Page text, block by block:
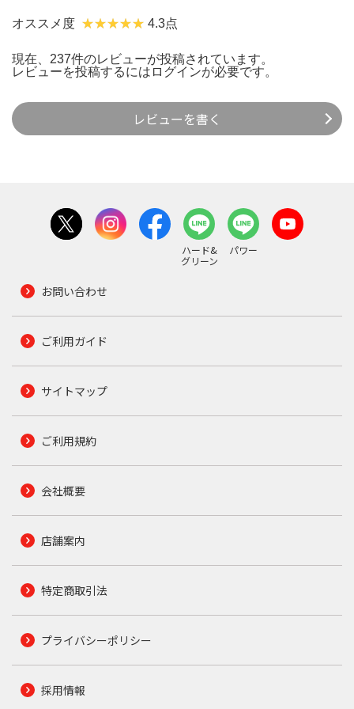
オススメ度 4.3点
現在、237件のレビューが投稿されています。
レビューを投稿するには ログインが必要です。
レビューを書く
ハード&
グリーン
パワー
お問い合わせ
ご利用ガイド
サイトマップ
ご利用規約
会社概要
店舗案内
特定商取引法
プライバシーポリシー
採用情報